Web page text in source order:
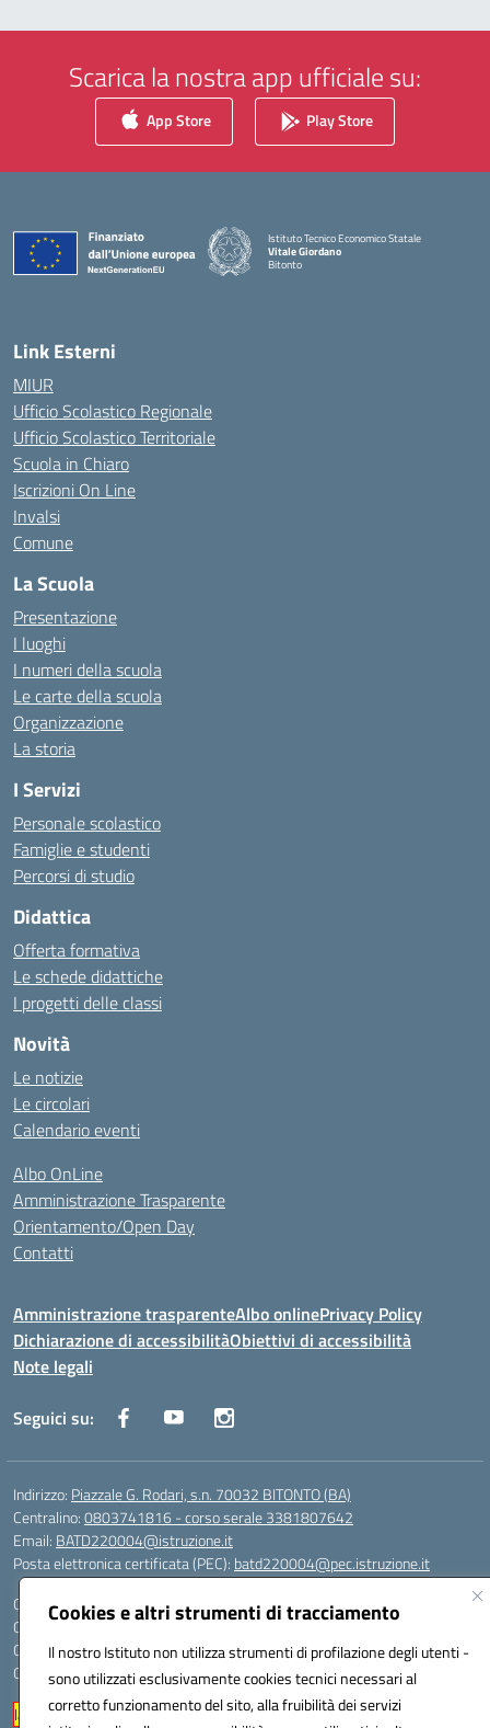
Cookies e altri strumenti di tracciamento
Il nostro Istituto non utilizza strumenti di profilazione degli utenti -
sono utilizzati esclusivamente cookies tecnici necessari al
corretto funzionamento del sito, alla fruibilità dei servizi
Scarica la nostra app ufficiale su:
App Store Play Store
Istituto Tecnico Economico Statale
Vitale Giordano
Bitonto
Link Esterni
MIUR
Ufficio Scolastico Regionale
Ufficio Scolastico Territoriale
Scuola in Chiaro
Iscrizioni On Line
Invalsi
Comune
La Scuola
Presentazione
I luoghi
I numeri della scuola
Le carte della scuola
Organizzazione
La storia
I Servizi
Personale scolastico
Famiglie e studenti
Percorsi di studio
Didattica
Offerta formativa
Le schede didattiche
I progetti delle classi
Novità
Le notizie
Le circolari
Calendario eventi
Albo OnLine
Amministrazione Trasparente
Orientamento/Open Day
Contatti
Amministrazione trasparenteAlbo onlinePrivacy Policy
Dichiarazione di accessibilitàObiettivi di accessibilità
Note legali
Seguici su:
Indirizzo: Piazzale G. Rodari, s.n. 70032 BITONTO (BA)
Centralino:0803741816 - corso serale 3381807642
Email: BATD220004@istruzione.it
Posta elettronica certificata (PEC): batd220004@pec.istruzione.it
Codice fiscale: 93062840728
Codice meccanografico:BATD220004
Codice Indice delle Pubbliche Amministrazioni (IPA): itcvg
Codice unico di fatturazione (CUF): UFIJVU
la scuola è raggiungibile anche al numero: ☎️ 3520316918